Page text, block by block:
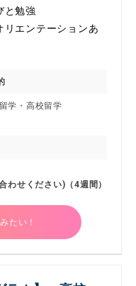
と勉強
リエンテーションあ
学・高校留学
わせください)（4週間）
たい！